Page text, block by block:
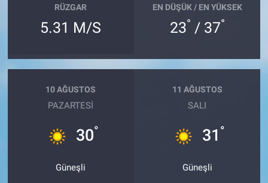
RÜZGAR
5.31 M/S
EN DÜŞÜK / EN YÜKSEK
23° / 37°
10 AĞUSTOS
PAZARTESI
30°
Güneşli
11 AĞUSTOS
SALI
31 °
Güneşli